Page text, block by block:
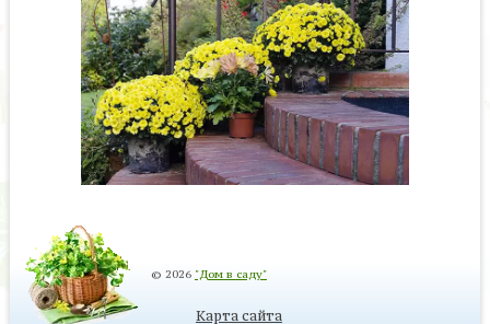
© 2026 "Дом в саду"
Карта сайта